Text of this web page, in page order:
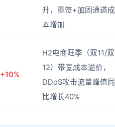
升，重签+加固通道成
本增加
+10%
H2电商旺季（双11/双
12）带宽成本溢价，
DDoS攻击流量峰值同
比增长40%